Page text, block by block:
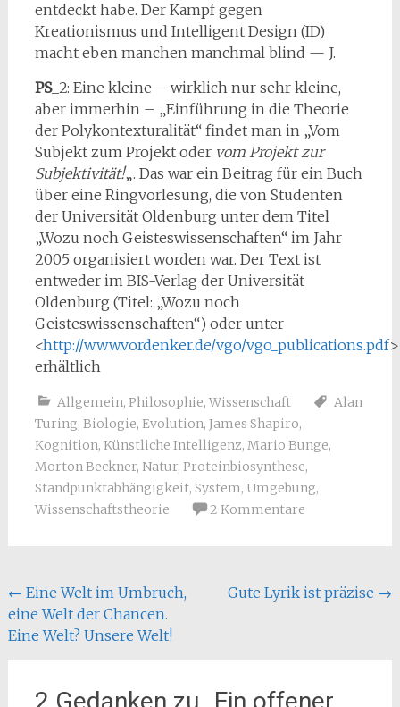
entdeckt habe. Der Kampf gegen
Kreationismus und Intelligent Design (ID)
macht eben manchen manchmal blind — J.
PS_2: Eine kleine – wirklich nur sehr kleine,
aber immerhin – „Einführung in die Theorie
der Polykontexturalität“ findet man in „Vom
Subjekt zum Projekt oder vom Projekt zur
Subjektivität!„. Das war ein Beitrag für ein Buch
über eine Ringvorlesung, die von Studenten
der Universität Oldenburg unter dem Titel
„Wozu noch Geisteswissenschaften“ im Jahr
2005 organisiert worden war. Der Text ist
entweder im BIS-Verlag der Univer­sität
Oldenburg (Titel: „Wozu noch
Geisteswissenschaften“) oder unter
<http://www.vordenker.de/vgo/vgo_publications.pdf>
erhältlich
Allgemein, Philosophie, Wissenschaft
Alan
Turing, Biologie, Evolution, James Shapiro,
Kognition, Künstliche Intelligenz, Mario Bunge,
Morton Beckner, Natur, Proteinbiosynthese,
Standpunktabhängigkeit, System, Umgebung,
Wissenschaftstheorie
2 Kommentare
Beitragsnavigation
← Eine Welt im Umbruch,
eine Welt der Chancen.
Eine Welt? Unsere Welt!
Gute Lyrik ist präzise →